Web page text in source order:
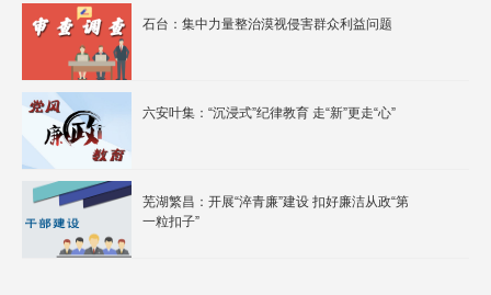
石台：集中力量整治漠视侵害群众利益问题
六安叶集：“沉浸式”纪律教育 走“新”更走“心”
芜湖繁昌：开展“淬青廉”建设 扣好廉洁从政“第
一粒扣子”